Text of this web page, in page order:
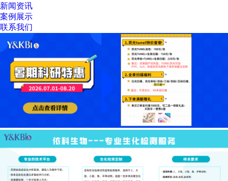
新闻资讯
案例展示
联系我们